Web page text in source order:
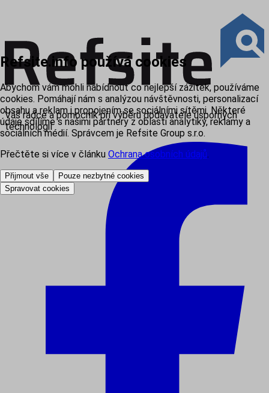
Váš rádce a pomocník při výběru dodavatele úsporných
technologií
Refsite.info používá cookies
Abychom vám mohli nabídnout co nejlepší zážitek, používáme
cookies. Pomáhají nám s analýzou návštěvnosti, personalizací
obsahu a reklam i propojením se sociálními sítěmi. Některé
údaje sdílíme s našimi partnery z oblasti analytiky, reklamy a
sociálních médií. Správcem je Refsite Group s.r.o.
Přečtěte si více v článku Ochrana osobních údajů.
Přijmout vše
Pouze nezbytné cookies
Spravovat cookies